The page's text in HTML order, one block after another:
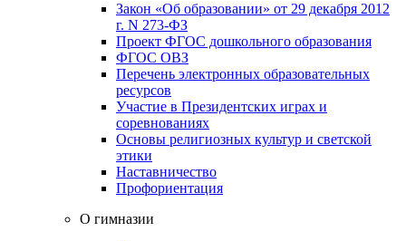
Закон «Об образовании» от 29 декабря 2012
г. N 273-ФЗ
Проект ФГОС дошкольного образования
ФГОС ОВЗ
Перечень электронных образовательных
ресурсов
Участие в Президентских играх и
соревнованиях
Основы религиозных культур и светской
этики
Наставничество
Профориентация
О гимназии